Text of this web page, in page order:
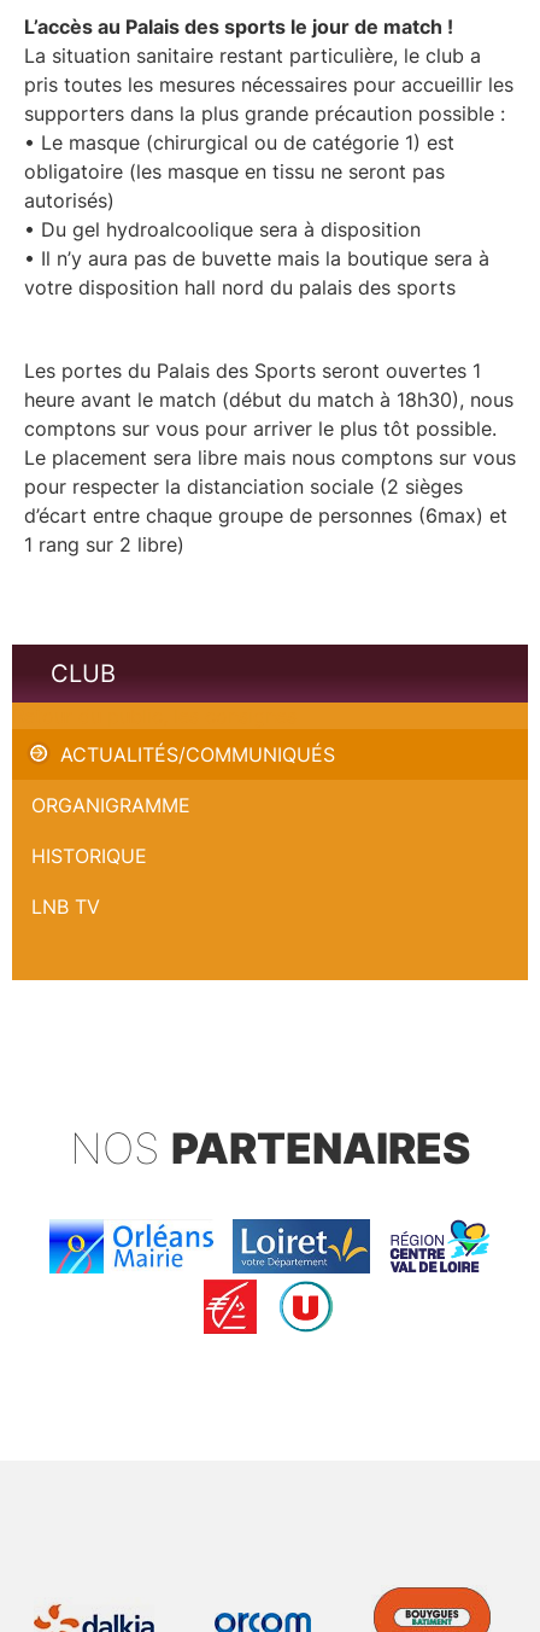
L’accès au Palais des sports le jour de match !
La situation sanitaire restant particulière, le club a
pris toutes les mesures nécessaires pour accueillir les
supporters dans la plus grande précaution possible :
• Le masque (chirurgical ou de catégorie 1) est
obligatoire (les masque en tissu ne seront pas
autorisés)
• Du gel hydroalcoolique sera à disposition
• Il n’y aura pas de buvette mais la boutique sera à
votre disposition hall nord du palais des sports
Les portes du Palais des Sports seront ouvertes 1
heure avant le match (début du match à 18h30), nous
comptons sur vous pour arriver le plus tôt possible.
Le placement sera libre mais nous comptons sur vous
pour respecter la distanciation sociale (2 sièges
d’écart entre chaque groupe de personnes (6max) et
1 rang sur 2 libre)
CLUB
ACTUALITÉS/COMMUNIQUÉS
ORGANIGRAMME
HISTORIQUE
LNB TV
NOS PARTENAIRES